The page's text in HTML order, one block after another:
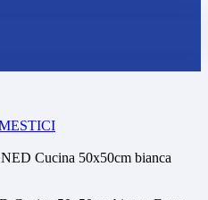
Cucina 50x50cm bianca